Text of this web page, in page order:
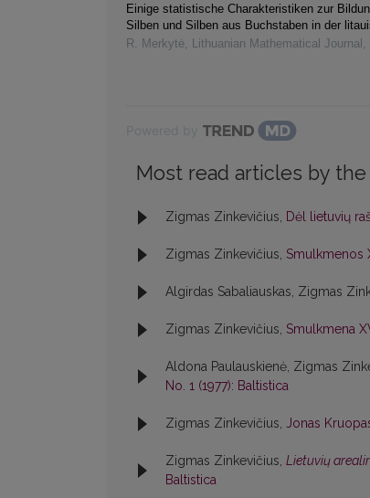
Einige statistische Charakteristiken zur
Silben und Silben aus Buchstaben in der
R. Merkytė, Lithuanian Mathematical Journal ,
Most read articles by
Zigmas Zinkevičius, Dėl lietuvių
Zigmas Zinkevičius, Smulkmenos
Algirdas Sabaliauskas, Zigmas
Zigmas Zinkevičius, Smulkmena
Aldona Paulauskienė, Zigmas
No. 1 (1977): Baltistica
Zigmas Zinkevičius, Jonas
Zigmas Zinkevičius, Lietuvių
Baltistica